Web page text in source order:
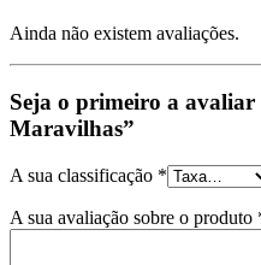
Ainda não existem avaliações.
Seja o primeiro a avaliar
Maravilhas”
A sua classificação *
A sua avaliação sobre o produto